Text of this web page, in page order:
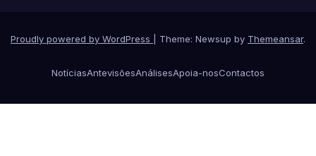
Proudly powered by WordPress Theme: Newsup by Themeansar.
NotíciasAntevisõesAnálisesApoia-nosContactos